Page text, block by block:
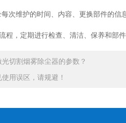
维护的时间、内容、更换部件的信
程，定期进行检查、清洁、保养和部
切割烟雾除尘器的参数？
用误区，请规避！